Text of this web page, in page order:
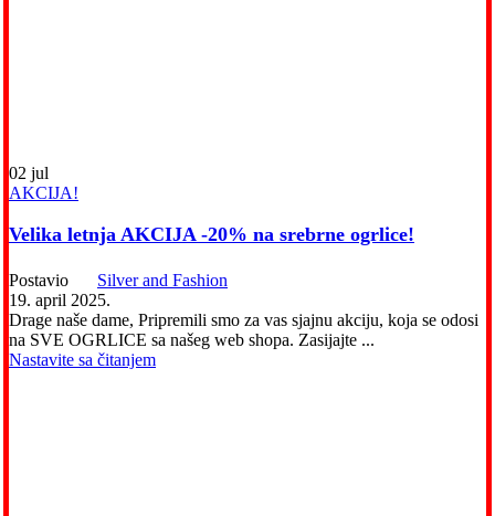
02 jul
AKCIJA!
Velika letnja AKCIJA -20% na srebrne ogrlice!
Postavio
Silver and Fashion
19. april 2025.
Drage naše dame, Pripremili smo za vas sjajnu akciju, koja se odosi
na SVE OGRLICE sa našeg web shopa. Zasijajte ...
Nastavite sa čitanjem